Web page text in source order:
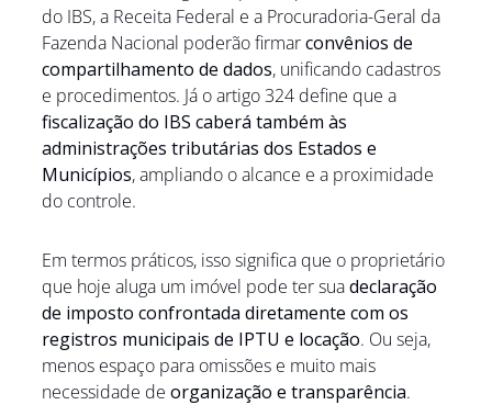
do IBS, a Receita Federal e a Procuradoria-Geral da
Fazenda Nacional poderão firmar convênios de
compartilhamento de dados, unificando cadastros
fiscalização do IBS caberá também às
administrações tributárias dos Estados e
Municípios, ampliando o alcance e a proximidade
do controle.
Em termos práticos, isso significa que o proprietário
que hoje aluga um imóvel pode ter sua declaração
de imposto confrontada diretamente com os
registros municipais de IPTU e locação. Ou seja,
menos espaço para omissões e muito mais
necessidade de organização e transparência.